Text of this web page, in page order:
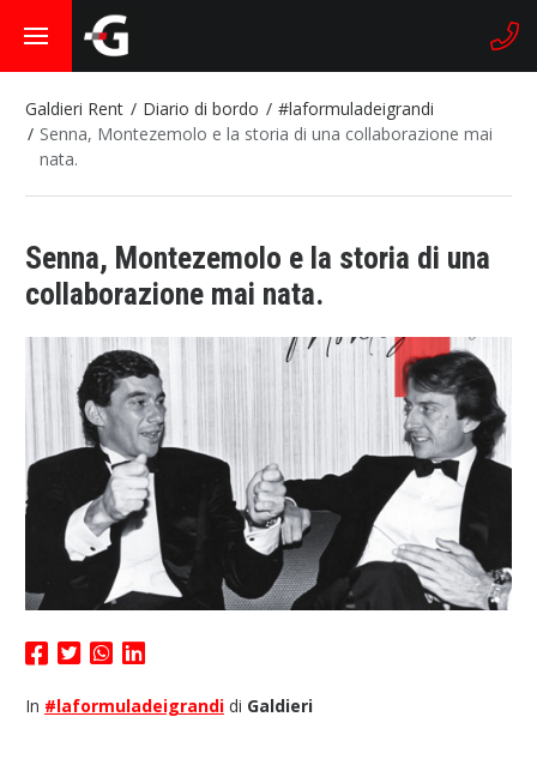
Galdieri Rent Diario di bordo
#laformuladeigrandi
Senna, Montezemolo e la storia di una collaborazione mai
nata.
Senna, Montezemolo e la storia di una
collaborazione mai nata.
In #laformuladeigrandidi Galdieri